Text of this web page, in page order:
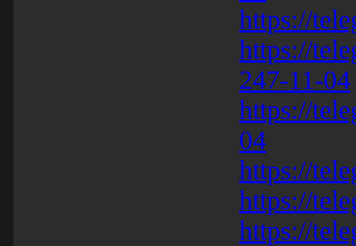
https://
https://
247-11-04
https://
04
https://
https://
https://